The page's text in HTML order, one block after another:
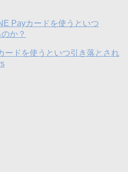
ードを使うといつ引き落とされ